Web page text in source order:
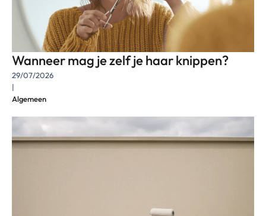
Wanneer mag je zelf je haar knippen?
29/07/2026
|
Algemeen